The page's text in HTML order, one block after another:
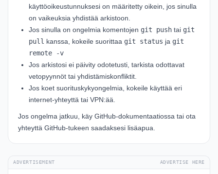
käyttöoikeustunnuksesi on määritetty oikein, jos sinulla
on vaikeuksia yhdistää arkistoon.
Jos sinulla on ongelmia komentojen git push tai git
pull kanssa, kokeile suorittaa git status ja git
remote -v
Jos arkistosi ei päivity odotetusti, tarkista odottavat
vetopyynnöt tai yhdistämiskonfliktit.
Jos koet suorituskykyongelmia, kokeile käyttää eri
internet-yhteyttä tai VPN:ää.
Jos ongelma jatkuu, käy GitHub-dokumentaatiossa tai ota
yhteyttä GitHub-tukeen saadaksesi lisäapua.
ADVERTISEMENT ADVERTISE HERE